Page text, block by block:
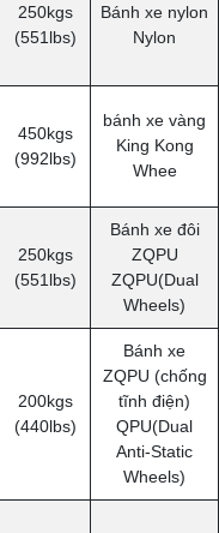
250kgs
(551lbs)
Bánh xe nylon
Nylon
450kgs
(992lbs)
bánh xe vàng
King Kong
Whee
250kgs
(551lbs)
Bánh xe đôi
ZQPU
ZQPU(Dual
Wheels)
200kgs
(440lbs)
Bánh xe
ZQPU (chống
tĩnh điện)
QPU(Dual
Anti-Static
Wheels)